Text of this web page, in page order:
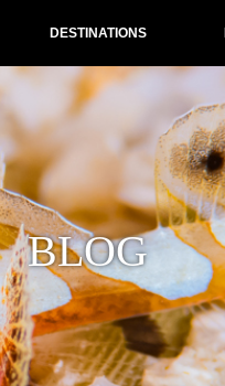
DESTINATIONS
BLOG